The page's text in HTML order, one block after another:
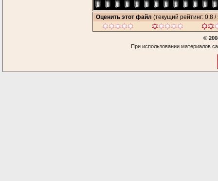
Оценить этот файл (текущий рейтинг: 0.8 /
©
При использовании материалов